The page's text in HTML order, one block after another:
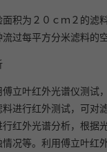
积为２０ｃｍ２的滤
过每平方分米滤料的
立叶红外光谱仪测试
进行红外测试，可对
红外光谱分析，根据
况等。利用傅立叶红